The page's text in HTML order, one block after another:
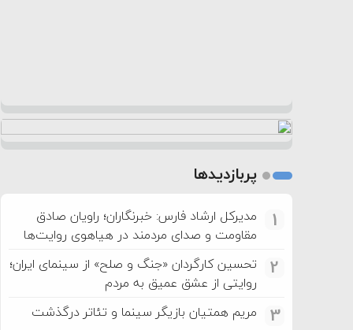
پربازدیدها
1
مدیرکل ارشاد فارس: خبرنگاران؛ راویان صادق
مقاومت و صدای مردمند در هیاهوی روایت‌ها
2
تحسین کارگردان «جنگ و صلح» از سینمای ایران؛
روایتی از عشق عمیق به مردم
3 مریم همتیان بازیگر سینما و تئاتر درگذشت